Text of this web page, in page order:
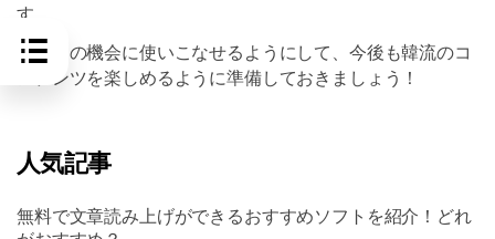
す。
ぜひこの機会に使いこなせるようにして、今後も韓流のコ
ンテンツを楽しめるように準備しておきましょう！
人気記事
無料で文章読み上げができるおすすめソフトを紹介！どれ